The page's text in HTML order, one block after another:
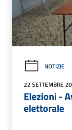
NOTIZIE
22 SETTEMBRE
Elezioni -
elettorale